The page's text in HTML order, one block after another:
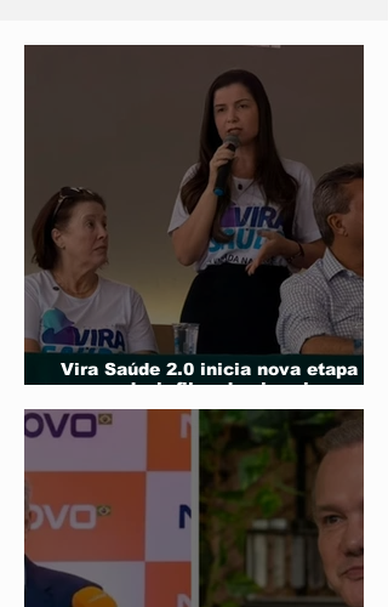
Vira Saúde 2.0 inicia nova etapa
para reduzir filas de cirurgias
eletivas